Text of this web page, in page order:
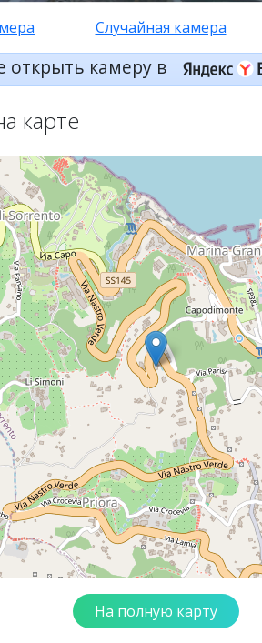
Случайная камера
открыть камеру в
карте
На полную карту